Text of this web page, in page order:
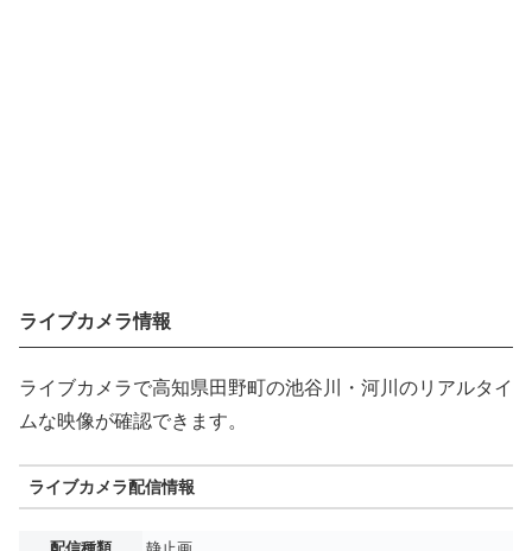
ライブカメラ情報
ライブカメラで高知県田野町の池谷川・河川のリアルタイ
ムな映像が確認できます。
ライブカメラ配信情報